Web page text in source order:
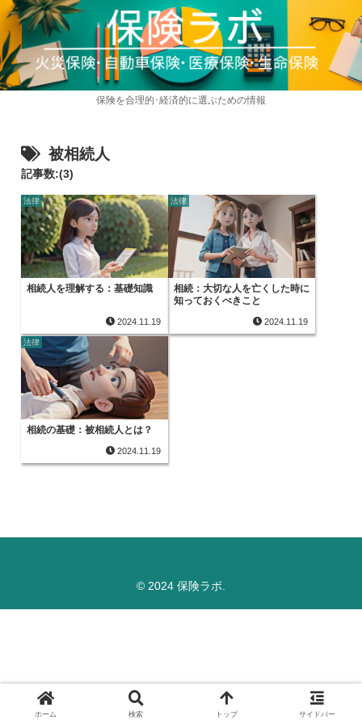
保険を合理的･経済的に選ぶための情報
被相続人
記事数:(3)
法律
相続人を理解する：基礎知識
2024.11.19
法律
相続：大切な人を亡くした時に
知っておくべきこと
2024.11.19
法律
相続の基礎：被相続人とは？
2024.11.19
© 2024 保険ラボ.
ホーム 検索 トップ サイドバー